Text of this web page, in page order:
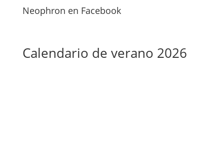
Neophron en Facebook
Calendario de verano 2026